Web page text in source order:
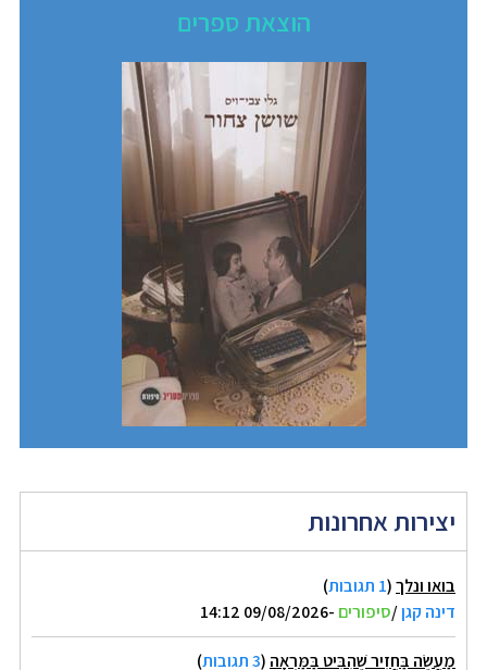
הוצאת ספרים
יצירות אחרונות
בואו ונלך(1 תגובות
)
דינה קגן/סיפורים -09/08/2026 14:12
מַעֲשֶׂה בַּחֲזִיר שֶׁהִבִּיט בַּמַּרְאָה (3 תגובות
)